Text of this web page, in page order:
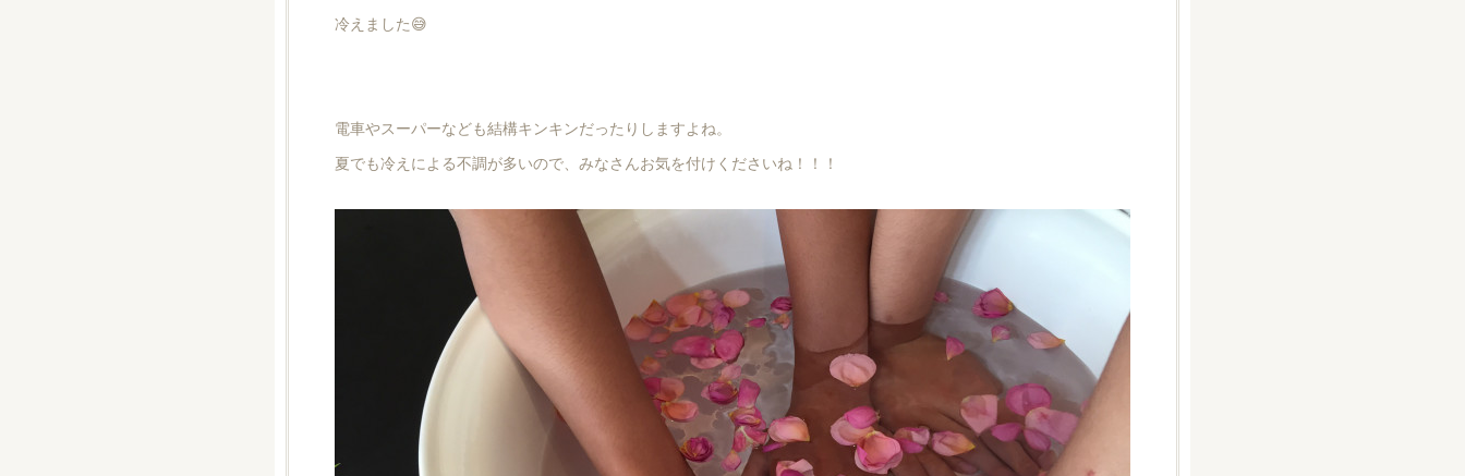
冷えました😅
電車やスーパーなども結構キンキンだったりしますよね。
夏でも冷えによる不調が多いので、みなさんお気を付けくださいね！！！